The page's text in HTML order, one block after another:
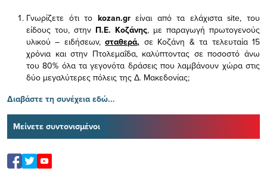
Γνωρίζετε ότι το kozan.gr είναι από τα ελάχισταsite, του
είδους του, στην Π.Ε. Κοζάνης, με παραγωγή πρωτογενούς
υλικού – ειδήσεων,σταθερά, σε Κοζάνη & τα τελευταία 15
χρόνια και στην Πτολεμαΐδα, καλύπτοντας σε ποσοστό άνω
του 80% όλα τα γεγονότα δράσεις που λαμβάνουν χώρα στις
δύο μεγαλύτερες πόλεις της Δ. Μακεδονίας;
Διαβάστε τη συνέχεια εδώ...
Μείνετε συντονισμένοι